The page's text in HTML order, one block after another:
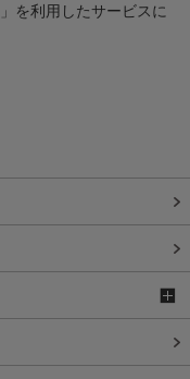
を利用したサービスに